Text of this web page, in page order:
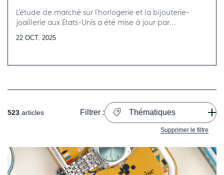
L'étude de marché sur l'horlogerie et la bijouterie-
joaillerie aux Etats-Unis a été mise à jour par
22 OCT. 2025
523 articles Filtrer : Thématiques
Supprimer le filtre